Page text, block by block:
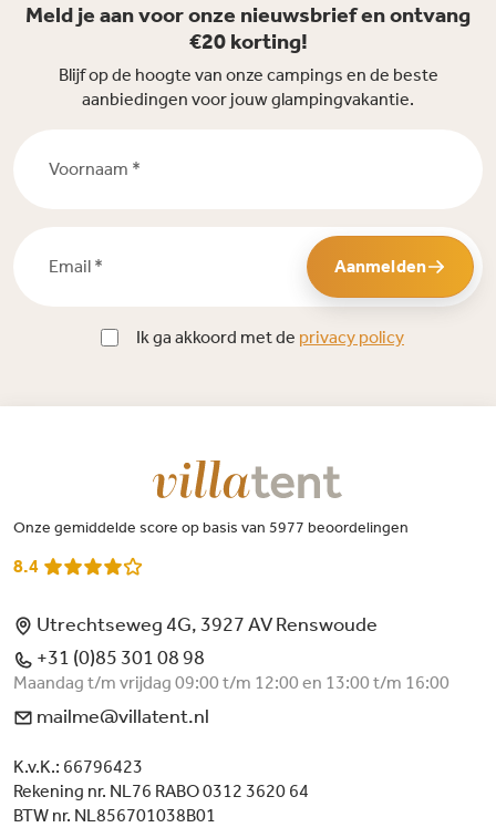
Meld je aan voor onze nieuwsbrief en ontvang
€20 korting!
Blijf op de hoogte van onze campings en de beste
aanbiedingen voor jouw glampingvakantie.
Aanmelden
Ik ga akkoord met de privacy policy
Onze gemiddelde score op basis van 5977 beoordelingen
8.4
Utrechtseweg 4G, 3927 AV Renswoude
+31 (0)85 301 08 98
Maandag t/m vrijdag 09:00 t/m 12:00 en 13:00 t/m 16:00
mailme@villatent.nl
K.v.K.: 66796423
Rekening nr. NL76 RABO 0312 3620 64
BTW nr. NL856701038B01